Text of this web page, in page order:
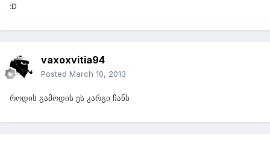
:D
vaxoxvitia94
Posted March 10, 2013
როდის გამოდის ეს კარგი ჩანს